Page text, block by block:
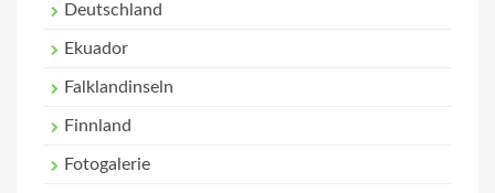
Deutschland
Ekuador
Falklandinseln
Finnland
Fotogalerie